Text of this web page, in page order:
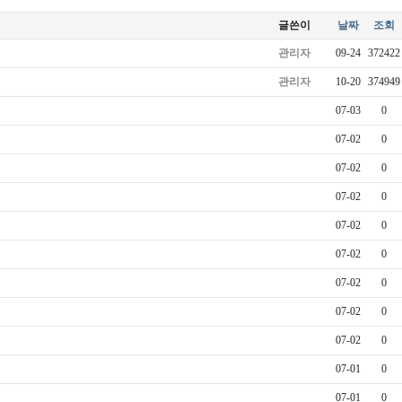
글쓴이 날짜 조회
관리자 09-24 372422
관리자 10-20 374949
07-03 0
07-02 0
07-02 0
07-02 0
07-02 0
07-02 0
07-02 0
07-02 0
07-02 0
07-01 0
07-01 0